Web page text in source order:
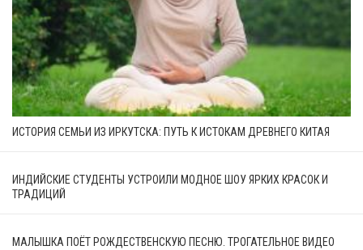
ИСТОРИЯ СЕМЬИ ИЗ ИРКУТСКА: ПУТЬ К ИСТОКАМ ДРЕВНЕГО КИТАЯ
ИНДИЙСКИЕ СТУДЕНТЫ УСТРОИЛИ МОДНОЕ ШОУ ЯРКИХ КРАСОК И
ТРАДИЦИЙ
МАЛЫШКА ПОЁТ РОЖДЕСТВЕНСКУЮ ПЕСНЮ. ТРОГАТЕЛЬНОЕ ВИДЕО